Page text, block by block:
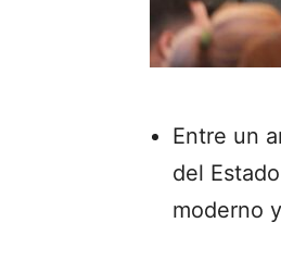
Entre un
del
moderno